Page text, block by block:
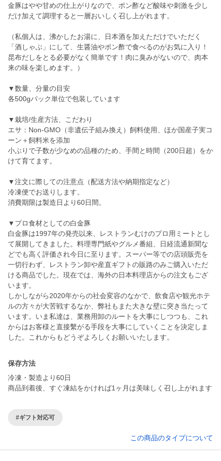
金豚はやや甘めの仕上がりなので、ポン酢など酸味や刺激を少し
だけ加えて調理すると一層おいしく召し上がれます。
（私個人は、沸かしたお湯に、日本酒を加えただけでいただく
「酒しゃぶ」にして、生醤油やポン酢で食べるのがお気に入り！
昆布だしをとる必要がなく簡単です！肉に臭みがないので、肉本
来の味を楽しめます。）
▼数量、分量の目安
各500gパック単位で包装しています
▼栽培/生産方法、こだわり
エサ：Non-GMO（非遺伝子組み換え）飼料使用、ほか国産子実コ
ーン＋飼料米を添加
小ぶりで子数が少なめの品種のため、手間と時間（200日超）をか
けて育てます。
▼注文に際しての注意点（配送方法や納期指定など）
冷凍便でお送りします。
消費期限は製造日より60日間。
▼プロ食材としての白金豚
白金豚は1997年の発売以来、レストランむけのプロ用ミートとし
て展開してきました。料理専門紙やグルメ番組、日経流通新聞な
どでも高く評価され今日に至ります。スーパー等での店頭販売を
一切行わず、レストラン卸や産直ギフトの販路のみご購入いただ
ける商品でした。現在では、海外の日本料理店からの注文もござ
います。
しかしながら2020年からの社会変容のなかで、飲食店や観光ホテ
ルの方々が大苦戦するなか、弊社もまた大きな壁に突き当たって
います。いま私達は、業務用卸のルートを大事にしつつも、これ
からはお客様と直接繫がる手段を大事にしていくことを決定しま
した。これからもどうぞよろしくお願いいたします。
保存方法
冷凍・製造より60日
商品到着後、すぐ凍結をかければ1ヶ月は美味しく召し上がれます
#ギフト対応可
この商品のタイプについて